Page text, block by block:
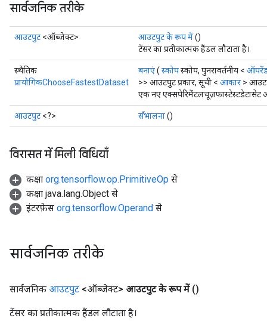
सार्वजनिक तरीके
आउटपुट <ऑब्जेक्ट> आउटपुट के रूप में()
टेंसर का प्रतीकात्मक हैंडल लौटाता है।
स्थैतिक
प्रायोगिकChooseFastestDataset
बनाएं( स्कोपस्कोप, पुनरावर्तनीय <
>> आउटपुट प्रकार, सूची < आकार >
एक नए एक्सपेरिमेंटलचूज़फास्टेस्टडेटासेट
आउटपुट <?> सँभालना()
विरासत में मिली विधियाँ
कक्षा org.tensorflow.op.PrimitiveOp से
कक्षा java.lang.Object से
इंटरफ़ेस org.tensorflow.Operand से
सार्वजनिक तरीके
सार्वजनिक आउटपुट <ऑब्जेक्ट> आउटपुट के रूप में ()
टेंसर का प्रतीकात्मक हैंडल लौटाता है।